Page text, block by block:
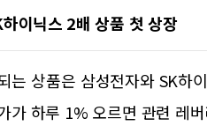
이닉스 2배 상품 첫 상장
는 상품은 삼성전자와 SK하
가 하루 1% 오르면 관련 레